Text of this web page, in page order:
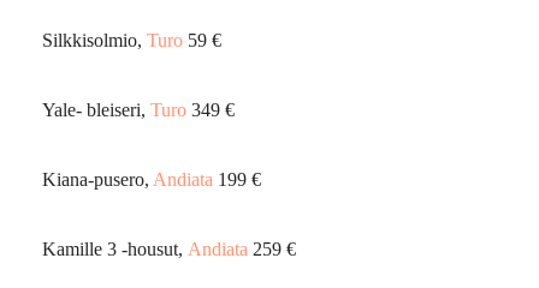
Silkkisolmio, Turo 59 €
Yale- bleiseri, Turo 349 €
Kiana-pusero, Andiata 199 €
Kamille 3 -housut, Andiata 259 €